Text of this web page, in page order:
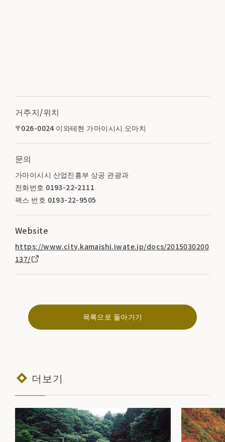
거주지/위치
〒026-0024 이와테현 가마이시시 오마치
문의
가마이시시 산업진흥부 상공 관광과
전화번호 0193-22-2111
팩스 번호 0193-22-9505
Website
https://www.city.kamaishi.iwate.jp/docs/2015030200
137/
목록으로 돌아가기
더보기